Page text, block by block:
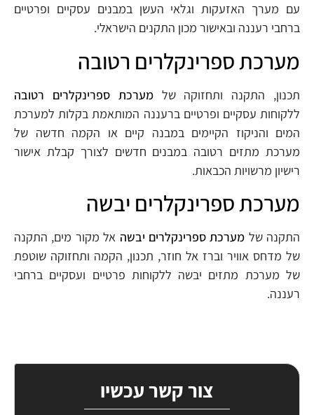
עם מערך האזעקות וגלאי העשן במבנים עסקיים ופרטיים
ברחבי רעננה ובאישור מכון התקנים הישראלי.
מערכת ספרינקלרים רטובה
תכנון, התקנה ותחזוקה שלמערכת ספרינקלרים רטובה
ללקוחות עסקיים ופרטיים ברעננה המותאמת בקלות למערכת
המים והניקוז הקיימים במבנה קיים או הקמה חדשה של
מערכת מתזים רטובה במבנים חדשים לצורך קבלת אישור
רישיון מרשויות הכבאות.
מערכת ספרינקלרים יבשה
התקנה של מערכת ספרינקלרים יבשה אל מקור מים, התקנה
של מדחס אוויר וברז אל חוזר, תכנון, הקמה ותחזוקה שוטפת
של מערכת מתזים יבשה ללקוחות פרטיים ועסקיים ברחבי
רעננה.
צור קשר עכשיו